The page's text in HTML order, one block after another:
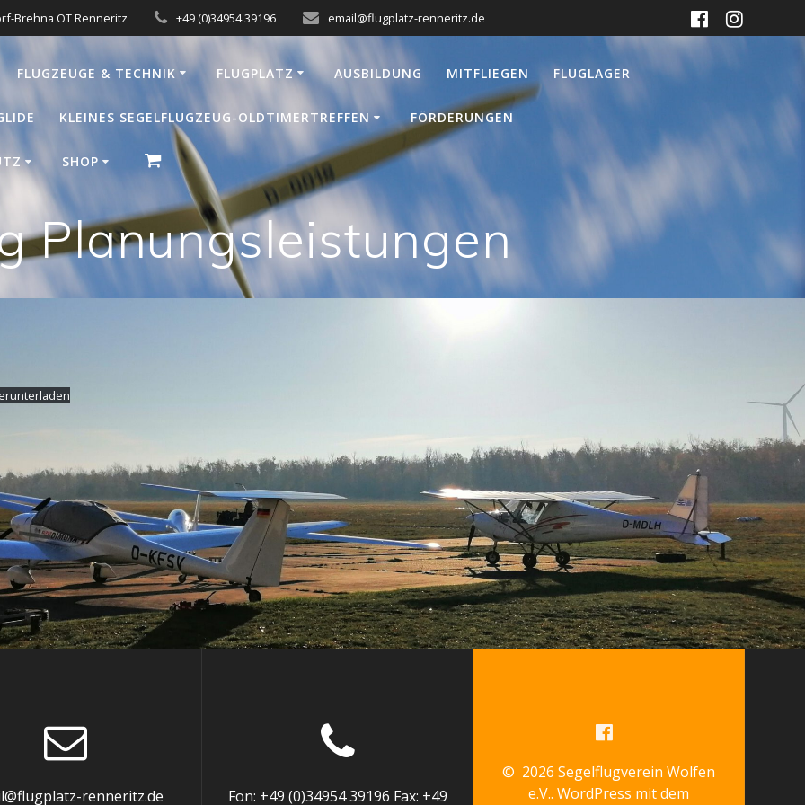
Brehna OT Renneritz +49 (0)34954 39196 email@flugplatz-renneritz.de
FLUGZEUGE & TECHNIK FLUGPLATZ AUSBILDUNG MITFLIEGEN FLUGLAGER
KLEINES SEGELFLUGZEUG-OLDTIMERTREFFEN FÖRDERUNGEN
SHOP
Planungsleistungen
renneritz.de Fon: +49 (0)34954 39196 Fax: +49
© 2026 Segelflugverein Wolfen
e.V.. WordPress mit dem